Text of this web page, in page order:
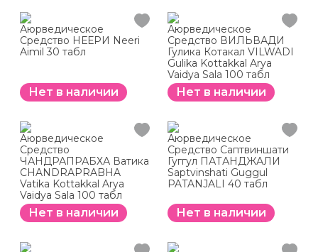
Аюрведическое
Средство НЕЕРИ Neeri
Aimil 30 табл
Нет в наличии
Аюрведическое
Средство ВИЛЬВАДИ
Гулика Котакал VILWADI
Gulika Kottakkal Arya
Vaidya Sala 100 табл
Нет в наличии
Аюрведическое
Средство
ЧАНДРАПРАБХА Ватика
CHANDRAPRABHA
Vatika Kottakkal Arya
Vaidya Sala 100 табл
Нет в наличии
Аюрведическое
Средство Саптвиншати
Гуггул ПАТАНДЖАЛИ
Saptvinshati Guggul
PATANJALI 40 табл
Нет в наличии